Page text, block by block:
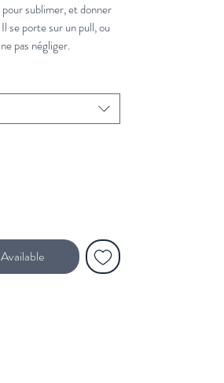
sublimer, et donner
se porte sur un pull, ou
pas négliger.
etun pull camionneur
de stylisme?
rappelle.